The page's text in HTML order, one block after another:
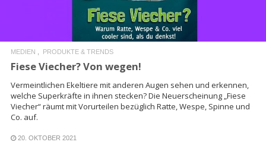
MEDIEN PRODUKTE & TRENDS
Fiese Viecher? Von wegen!
Vermeintlichen Ekeltiere mit anderen Augen sehen und erkennen,
welche Superkräfte in ihnen stecken? Die Neuerscheinung „Fiese
Viecher“ räumt mit Vorurteilen bezüglich Ratte, Wespe, Spinne und
Co. auf.
20. OKTOBER 2021